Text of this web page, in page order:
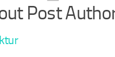
Post